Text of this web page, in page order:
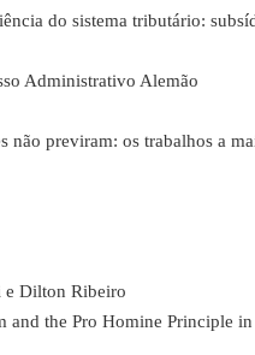
do sistema tributário:
Administrativo Alemão
não previram: os trabalhos a
e Dilton Ribeiro
and the Pro Homine Principle